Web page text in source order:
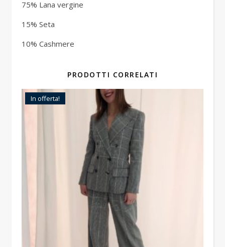
75% Lana vergine
15% Seta
10% Cashmere
PRODOTTI CORRELATI
In offerta!